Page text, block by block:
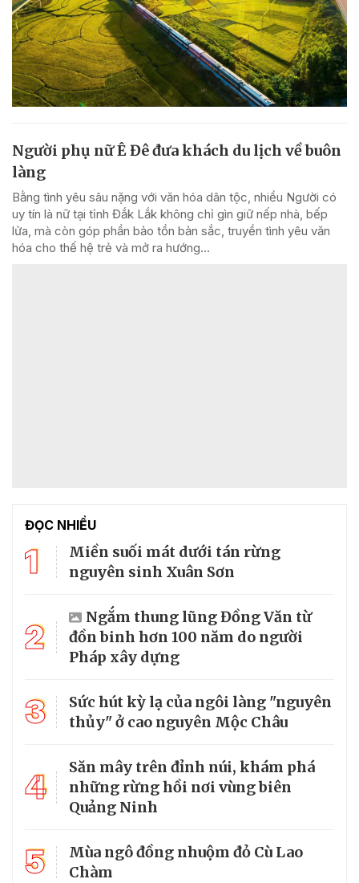
Người phụ nữ Ê Đê đưa khách du lịch về buôn
làng
Bằng tình yêu sâu nặng với văn hóa dân tộc, nhiều Người có
uy tín là nữ tại tỉnh Đắk Lắk không chỉ gìn giữ nếp nhà, bếp
lửa, mà còn góp phần bảo tồn bản sắc, truyền tình yêu văn
hóa cho thế hệ trẻ và mở ra hướng...
ĐỌC NHIỀU
1
Miền suối mát dưới tán rừng
nguyên sinh Xuân Sơn
2
Ngắm thung lũng Đồng Văn từ
đồn binh hơn 100 năm do người
Pháp xây dựng
3
Sức hút kỳ lạ của ngôi làng "nguyên
thủy" ở cao nguyên Mộc Châu
4
Săn mây trên đỉnh núi, khám phá
những rừng hồi nơi vùng biên
Quảng Ninh
5
Mùa ngô đồng nhuộm đỏ Cù Lao
Chàm